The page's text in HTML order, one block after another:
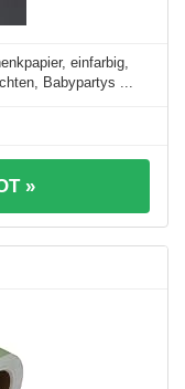
einfarbig,
Babypartys ...
»